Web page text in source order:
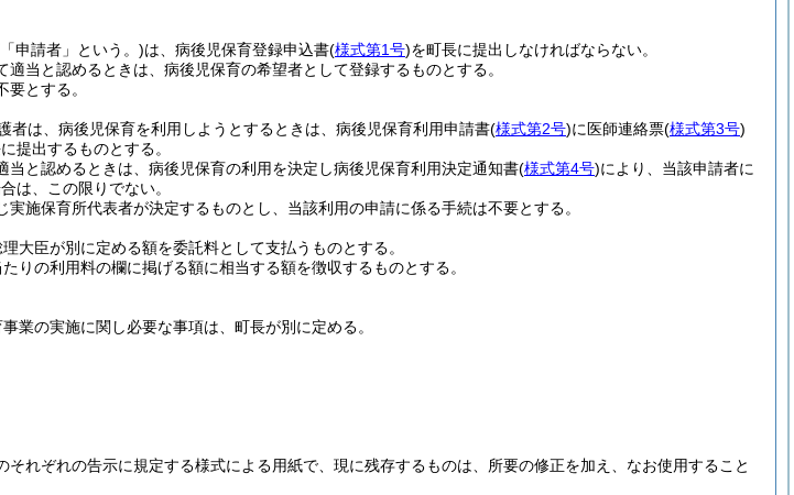
申請者」という。)は、病後児保育登録申込書(様式第1号)を町長に提出しなければならない。
当と認めるときは、病後児保育の希望者として登録するものとする。
とする。
者は、病後児保育を利用しようとするときは、病後児保育利用申請書(様式第2号)に医師連絡票(様式第3号)
提出するものとする。
当と認めるときは、病後児保育の利用を決定し病後児保育利用決定通知書(様式第4号)により、当該申請者に
は、この限りでない。
施保育所代表者が決定するものとし、当該利用の申請に係る手続は不要とする。
大臣が別に定める額を委託料として支払うものとする。
りの利用料の欄に掲げる額に相当する額を徴収するものとする。
業の実施に関し必要な事項は、町長が別に定める。
れぞれの告示に規定する様式による用紙で、現に残存するものは、所要の修正を加え、なお使用すること